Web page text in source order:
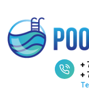
+
+